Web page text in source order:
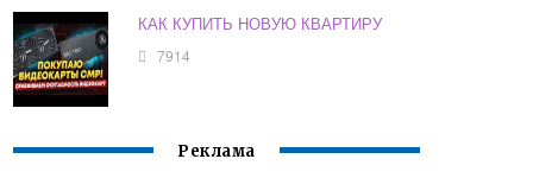
КАК КУПИТЬ НОВУЮ КВАРТИРУ
7914
Реклама